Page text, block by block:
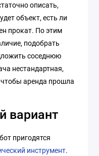
описать,
объект, есть ли
прокат. По этим
подобрать
соседнюю
нестандартная,
чтобы аренда прошла
вариант
пригодятся
инструмент.